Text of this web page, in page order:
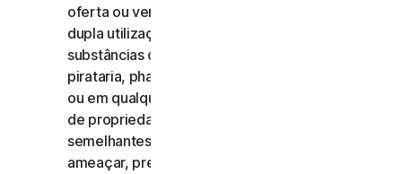
oferta ou venda de materiais militares e de
dupla utilização proibidos, oferta ou venda de
substâncias controladas, roubo de identidade,
pirataria, pharming, scraping de qualquer forma
ou em qualquer escala, pirataria digital, violação
de propriedade intelectual e outras atividades
semelhantes; ou para assediar, perseguir,
ameaçar, prejudicar ou monitorizar outras